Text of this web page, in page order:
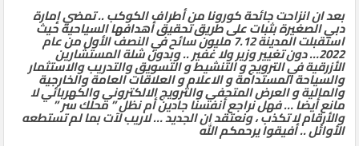
بعد ان انزاحت جائحة كورونا من أطراف الكوكب .. تمضي إمارة
دبي الصغيرة بثبات على طريق تحقيق أهدافها السياحية حيث
استقبلت المدينة 7.12 مليون سائح في النصف الأول من عام
2022… دون تغيير وزير ولا غفير .. وبدون شلة المستشارين
الأزرقية في الترويج و التنشيط و التسويق والتدريب والاستثمار
والسياحة المستدامة و الاعلام و العلاقات العامة والخارجية
والمالية و العرض المتحفي والترويج الالكتروني والكهربائي لا
مانع أيضا … فهل نراجع أنفسنا جادين أم نظل ” محلك سر ”
والأرقام لا تكذب ، ونعتقد ان الجديد … لاريب لآت بما لم تستطعه
الأوائل .. أفيقوا يرحمكم الله